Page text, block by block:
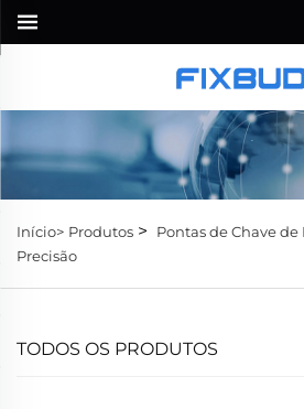
Início> Produtos > Pontas de Chave de
Precisão
TODOS OS PRODUTOS